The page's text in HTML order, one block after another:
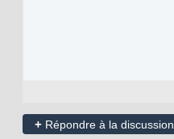
+ Répondre à la discussion